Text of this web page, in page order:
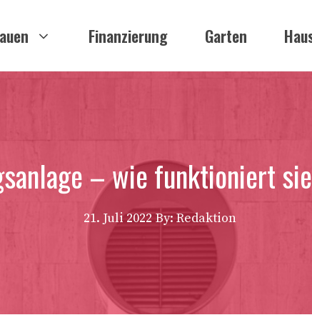
Finanzierung Garten
– wie funktioniert
21. Juli 2022 By: Redaktion